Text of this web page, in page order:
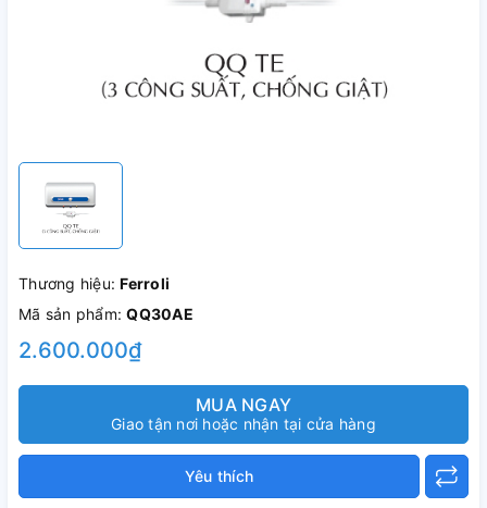
Thương hiệu:Ferroli
Mã sản phẩm:QQ30AE
2.600.000₫
MUA NGAY
Giao tận nơi hoặc nhận tại cửa hàng
Yêu thích